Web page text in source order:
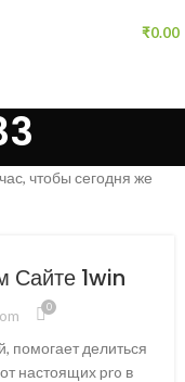
₹0.00
чтобы сегодня же
Сайте 1win
0
помогает делиться
настоящих pro в